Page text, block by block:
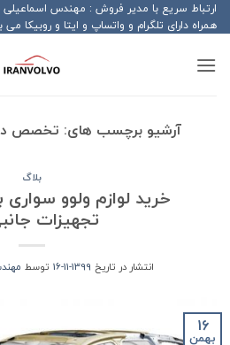
Skip
to
content
همراه دارای تلگرام و واتساپ و ایتا و روبیکا می
آرشیو برچسب های: تخصص در
بلاگ
خرید لوازم ولوو
تجهیزات
انتشار در تاریخ 1399-11-16 توسط
16
بهمن